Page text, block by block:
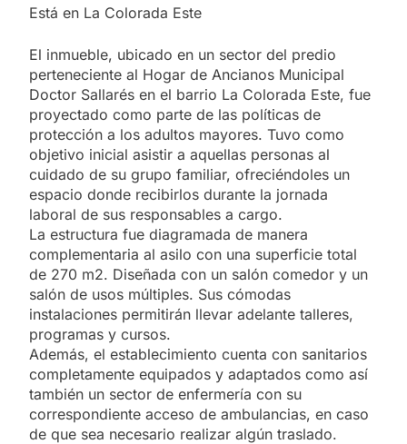
Está en La Colorada Este
El inmueble, ubicado en un sector del predio
perteneciente al Hogar de Ancianos Municipal
Doctor Sallarés en el barrio La Colorada Este, fue
proyectado como parte de las políticas de
protección a los adultos mayores. Tuvo como
objetivo inicial asistir a aquellas personas al
cuidado de su grupo familiar, ofreciéndoles un
espacio donde recibirlos durante la jornada
laboral de sus responsables a cargo.
La estructura fue diagramada de manera
complementaria al asilo con una superficie total
de 270 m2. Diseñada con un salón comedor y un
salón de usos múltiples. Sus cómodas
instalaciones permitirán llevar adelante talleres,
programas y cursos.
Además, el establecimiento cuenta con sanitarios
completamente equipados y adaptados como así
también un sector de enfermería con su
correspondiente acceso de ambulancias, en caso
de que sea necesario realizar algún traslado.